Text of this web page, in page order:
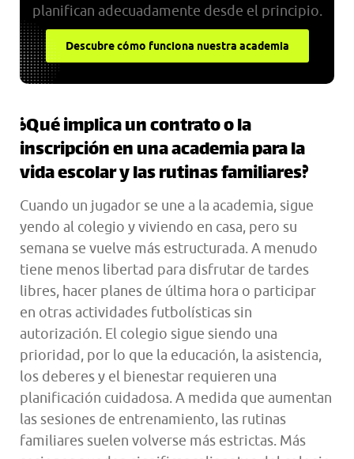
planifican adecuadamente desde el principio.
Descubre cómo funciona nuestra academia
¿Qué implica un contrato o la
inscripción en una academia para la
vida escolar y las rutinas familiares?
Cuando un jugador se une a la academia, sigue
yendo al colegio y viviendo en casa, pero su
semana se vuelve más estructurada. A menudo
tiene menos libertad para disfrutar de tardes
libres, hacer planes de última hora o participar
en otras actividades futbolísticas sin
autorización. El colegio sigue siendo una
prioridad, por lo que la educación, la asistencia,
los deberes y el bienestar requieren una
planificación cuidadosa. A medida que aumentan
las sesiones de entrenamiento, las rutinas
familiares suelen volverse más estrictas. Más